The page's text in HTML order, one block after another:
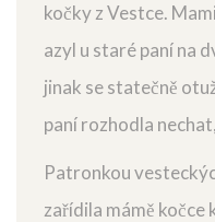
kočky z Vestce.
azyl u staré paní na
jinak se statečně
paní rozhodla
Patronkou
zařídila mámě kočce